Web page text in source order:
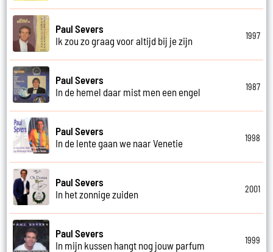
Paul Severs
Ik zou zo graag voor altijd bij je zijn
1997
Paul Severs
In de hemel daar mist men een engel
1987
Paul Severs
In de lente gaan we naar Venetie
1998
Paul Severs
In het zonnige zuiden
2001
Paul Severs
In mijn kussen hangt nog jouw parfum
1999